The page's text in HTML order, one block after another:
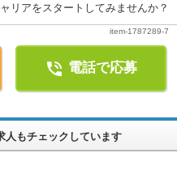
リアをスタートしてみませんか？
item-1787289-7
 電話で応募
人もチェックしています